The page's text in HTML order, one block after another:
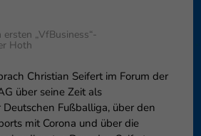
„VfBusiness“-
Hoth
Christian Seifert im Forum der
über seine Zeit als
Fußballiga, über den
mit Corona und über die
Nur essenzielle Cookies akzeptieren
Zurück